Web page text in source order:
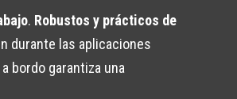
. Robustos y prácticos de
durante las aplicaciones
bordo garantiza una